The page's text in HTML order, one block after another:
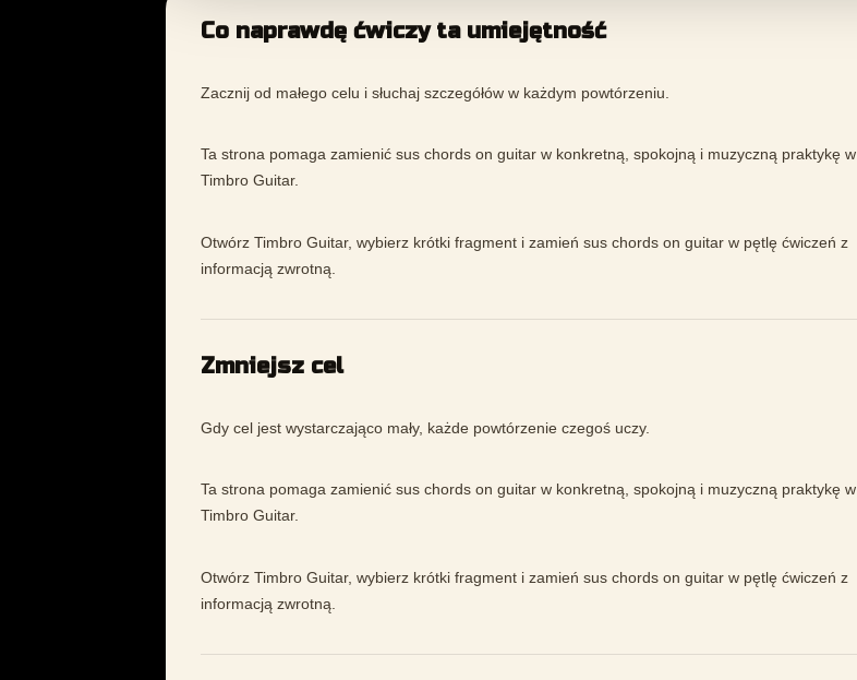
Co naprawdę ćwiczy ta umiejętność
Zacznij od małego celu i słuchaj szczegółów w każdym powtórzeniu.
Ta strona pomaga zamienić sus chords on guitar w konkretną, spokojną i muzyczną praktykę w
Timbro Guitar.
Otwórz Timbro Guitar, wybierz krótki fragment i zamień sus chords on guitar w pętlę ćwiczeń z
informacją zwrotną.
Zmniejsz cel
Gdy cel jest wystarczająco mały, każde powtórzenie czegoś uczy.
Ta strona pomaga zamienić sus chords on guitar w konkretną, spokojną i muzyczną praktykę w
Timbro Guitar.
Otwórz Timbro Guitar, wybierz krótki fragment i zamień sus chords on guitar w pętlę ćwiczeń z
informacją zwrotną.